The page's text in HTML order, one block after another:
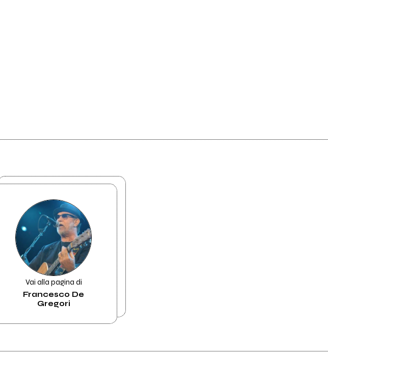
Vai alla pagina di
Francesco De
Gregori